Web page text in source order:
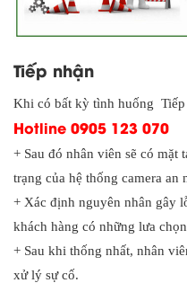
Tiếp nhận
Khi có bất kỳ tình huống Tiếp
Hotline 0905 123 070
+ Sau đó nhân viên sẽ có mặt
trạng của hệ thống camera an
+ Xác định nguyên nhân gây
khách hàng có những lưa
+ Sau khi thống nhất, nhân
xử lý sự cố.